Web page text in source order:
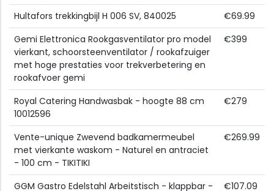
Hultafors trekkingbijl H 006 SV, 840025
€69.99
Gemi Elettronica Rookgasventilator pro model
vierkant, schoorsteenventilator / rookafzuiger
met hoge prestaties voor trekverbetering en
rookafvoer gemi
€399
Royal Catering Handwasbak - hoogte 88 cm
10012596
€279
Vente-unique Zwevend badkamermeubel
met vierkante waskom - Naturel en antraciet
- 100 cm - TIKITIKI
€269.99
GGM Gastro Edelstahl Arbeitstisch - klappbar -
€107.09